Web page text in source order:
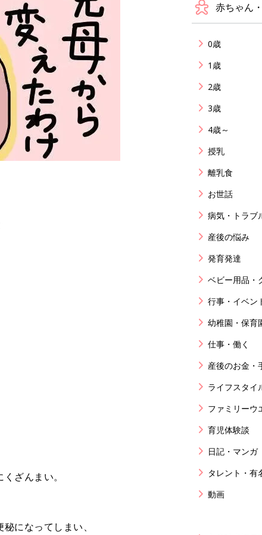
ざんまい。
になってしまい、
赤ちゃん
0歳
1歳
2歳
3歳
4歳～
授乳
離乳食
お世話
病気・トラブ
産後の悩み
発育発達
ベビー用品・
行事・イベン
幼稚園・保育
仕事・働く
産後のお金・
ライフスタイ
ファミリーウ
育児体験談
日記・マンガ
タレント・有
動画